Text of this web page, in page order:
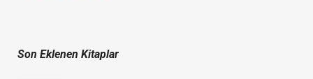
Son Eklenen Kitaplar